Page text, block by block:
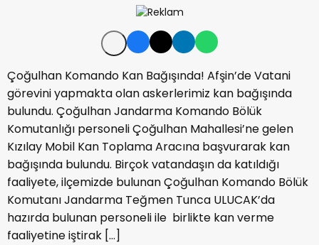
Çoğulhan Komando Kan Bağışında! Afşin’de Vatani
görevini yapmakta olan askerlerimiz kan bağışında
bulundu. Çoğulhan Jandarma Komando Bölük
Komutanlığı personeli Çoğulhan Mahallesi’ne gelen
Kızılay Mobil Kan Toplama Aracına başvurarak kan
bağışında bulundu. Birçok vatandaşın da katıldığı
faaliyete, ilçemizde bulunan Çoğulhan Komando Bölük
Komutanı Jandarma Teğmen Tunca ULUCAK’da
hazırda bulunan personeli ile birlikte kan verme
faaliyetine iştirak […]